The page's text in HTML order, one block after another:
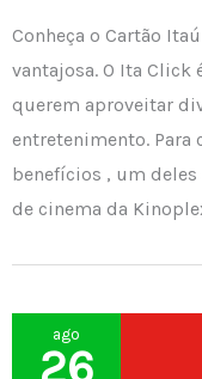
Conheça o Cartão
vantajosa. O Ita
querem aproveitar
entretenimento. Para
benefícios , um deles
de cinema da
ago
26